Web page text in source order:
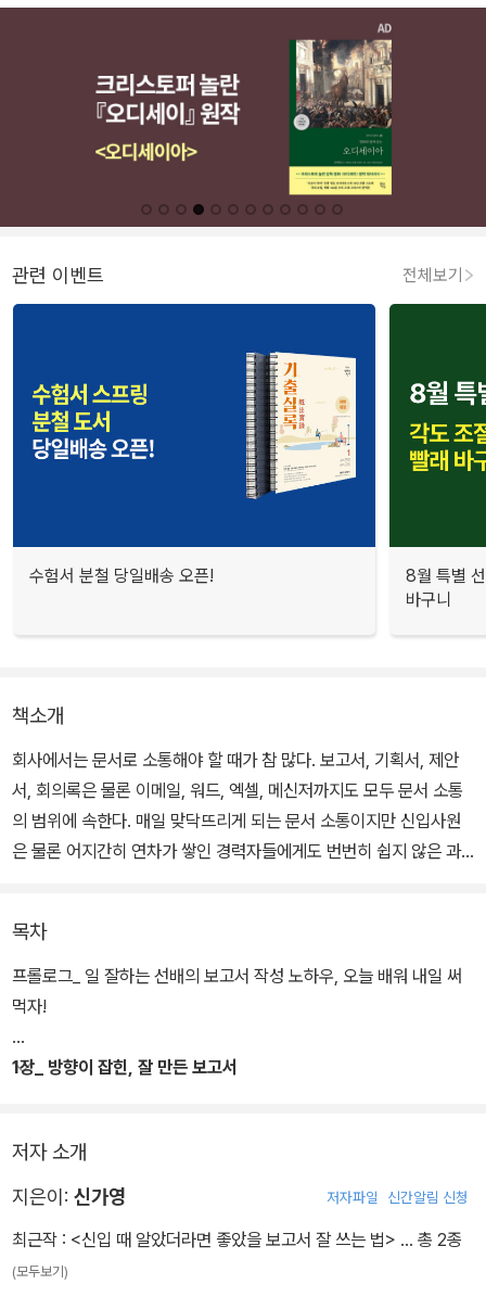
관련 이벤트 전체보기
수험서 분철 당일배송 오픈!
8월 특별
바구니
책소개
회사에서는 문서로 소통해야 할 때가 참 많다. 보고서, 기획서, 제안
서, 회의록은 물론 이메일, 워드, 엑셀, 메신저까지도 모두 문서 소통
의 범위에 속한다. 매일 맞닥뜨리게 되는 문서 소통이지만 신입사원
은 물론 어지간히 연차가 쌓인 경력자들에게도 번번히 쉽지 않은 과
려주는 사람도 없고, 코앞에 다가온 제출 기한에 어떡하나 싶어 괴로
울 때가 한두 번이 아니다.
한 베테랑이자 온오프라인 교육 플랫폼 ‘탈잉’에서 인기 튜터로 활동
해서 물어보기 애매했던 이메일 작성법까지 회사에서 필요한 모든 비
즈니스 문서 작성 기본기를 핵심 4단계로 나눠 확실하게 알려준다.
후배나 동료직원들에게 자주 들었던 문서 작성 관련 질문들에 대한
답변도 알차게 정리하였다.
목차
프롤로그_ 일 잘하는 선배의 보고서 작성 노하우, 오늘 배워 내일 써
먹자!
1장_ 방향이 잡힌, 잘 만든 보고서
저자 소개
지은이: 신가영 저자파일 신간알림 신청
최근작 : <신입 때 알았더라면 좋았을 보고서 잘 쓰는 법> … 총 2종
(모두보기)